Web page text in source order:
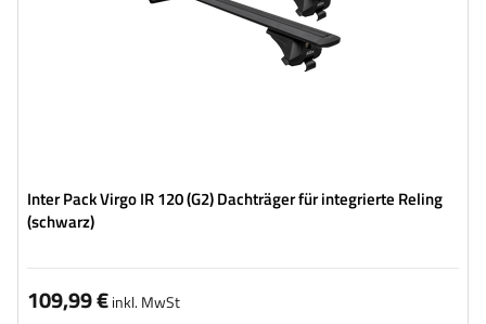
Inter Pack Virgo IR 120 (G2) Dachträger für integrierte Reling
(schwarz)
109,99 €inkl. MwSt